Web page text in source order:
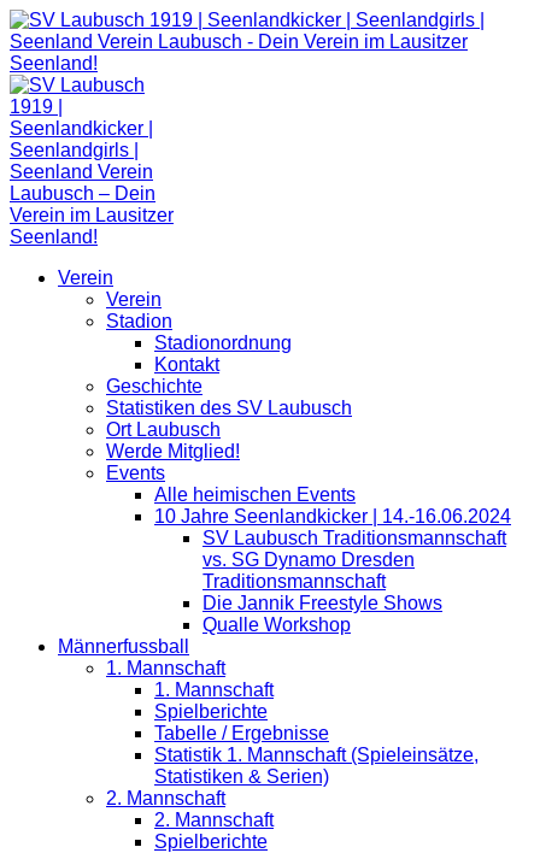
Zum
Inhalt
springen
Verein
Verein
Stadion
Stadionordnung
Kontakt
Geschichte
Statistiken des SV Laubusch
Ort Laubusch
Werde Mitglied!
Events
Alle heimischen Events
10 Jahre Seenlandkicker | 14.-16.06.2024
SV Laubusch Traditionsmannschaft
vs. SG Dynamo Dresden
Traditionsmannschaft
Die Jannik Freestyle Shows
Qualle Workshop
Männerfussball
1. Mannschaft
1. Mannschaft
Spielberichte
Tabelle / Ergebnisse
Statistik 1. Mannschaft (Spieleinsätze,
Statistiken & Serien)
2. Mannschaft
2. Mannschaft
Spielberichte